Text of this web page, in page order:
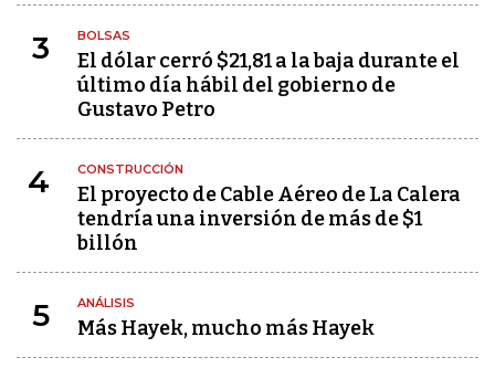
3 BOLSAS
El dólar cerró $21,81 a la baja durante el
último día hábil del gobierno de
Gustavo Petro
4 CONSTRUCCIÓN
El proyecto de Cable Aéreo de La Calera
tendría una inversión de más de $1
billón
5 ANÁLISIS
Más Hayek, mucho más Hayek